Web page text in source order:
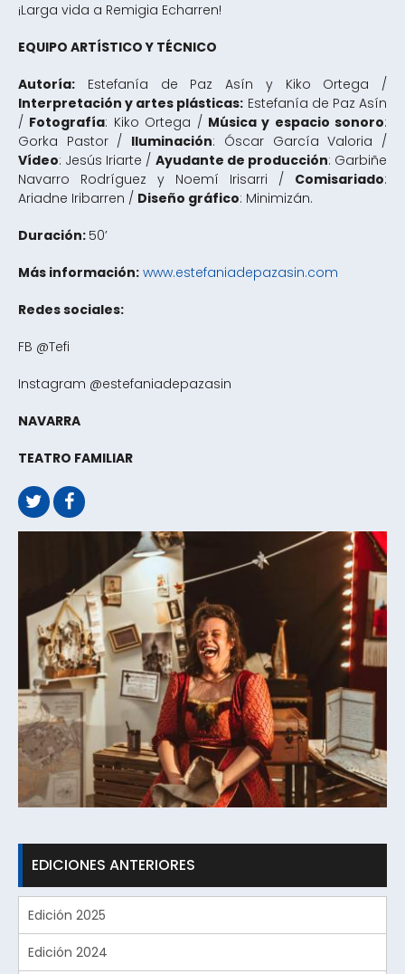
¡Larga vida a Remigia Echarren!
EQUIPO ARTÍSTICO Y TÉCNICO
Autoría: Estefanía de Paz Asín y Kiko Ortega /
Interpretación y artes plásticas: Estefanía de Paz Asín
/ Fotografía: Kiko Ortega / Música y espacio sonoro:
Gorka Pastor / Iluminación: Óscar García Valoria /
Vídeo: Jesús Iriarte / Ayudante de producción: Garbiñe
Navarro Rodríguez y Noemí Irisarri / Comisariado:
Ariadne Iribarren / Diseño gráfico: Minimizán.
Duración: 50’
Más información: www.estefaniadepazasin.com
Redes sociales:
FB @Tefi
Instagram @estefaniadepazasin
NAVARRA
TEATRO FAMILIAR
EDICIONES ANTERIORES
Edición 2025
Edición 2024